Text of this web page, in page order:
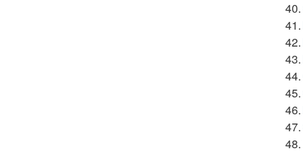
40.
41.
42.
43.
44.
45.
46.
47.
48.